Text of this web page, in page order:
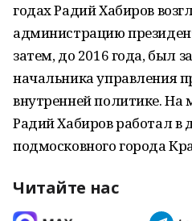
годах Радий Хабиров
администрацию
затем, до 2016 года, был
начальника управления
внутренней политике. На
Радий Хабиров работал в
подмосковного города
Читайте нас